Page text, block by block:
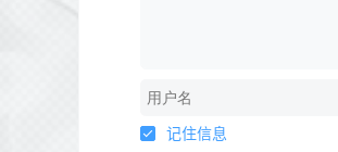
记住信息